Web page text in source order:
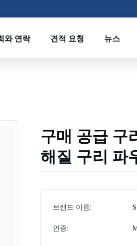
와 연락 견적 요청 뉴스
구매 공급 구
해질 구리 파
브랜드 이름:
인증: